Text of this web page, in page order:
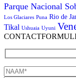
Parque Nacional
Los Glaciares Puna Rio de
Tikal Ushuaia Uyuni